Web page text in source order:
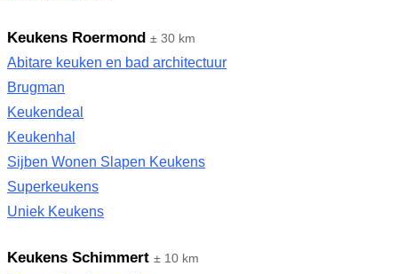
Keukens Roermond ± 30 km
Abitare keuken en bad architectuur
Brugman
Keukendeal
Keukenhal
Sijben Wonen Slapen Keukens
Superkeukens
Uniek Keukens
Keukens Schimmert ± 10 km